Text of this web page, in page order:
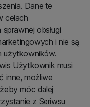
Dane te
celach
obsługi
i nie są
użytkowników.
Użytkownik musi
inne, możliwe
móc dalej
z Seriwsu